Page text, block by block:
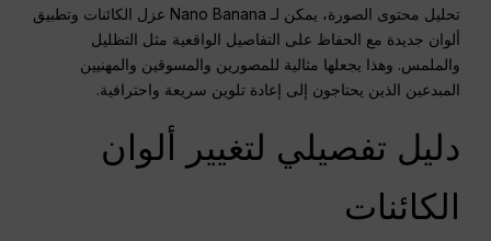
تحليل محتوى الصورة، يمكن لـ Nano Banana عزل الكائنات وتطبيق
ألوان جديدة مع الحفاظ على التفاصيل الواقعية مثل التظليل
والملمس. وهذا يجعلها مثالية للمصورين والمسوقين والمهنيين
المبدعين الذين يحتاجون إلى إعادة تلوين سريعة واحترافية.
دليل تفصيلي لتغيير ألوان
الكائنات